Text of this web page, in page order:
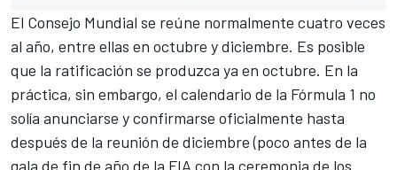
El Consejo Mundial se reúne normalmente cuatro veces
al año, entre ellas en octubre y diciembre. Es posible
que la ratificación se produzca ya en octubre. En la
práctica, sin embargo, el calendario de la Fórmula 1 no
solía anunciarse y confirmarse oficialmente hasta
después de la reunión de diciembre (poco antes de la
gala de fin de año de la FIA con la ceremonia de los